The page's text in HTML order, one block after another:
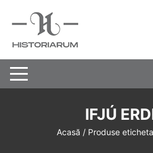
IFJÚ
Acasă / Produse